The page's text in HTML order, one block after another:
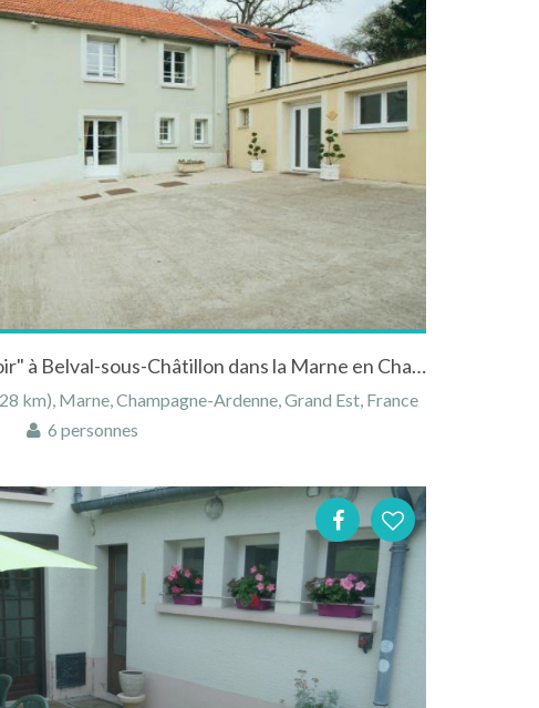
Maison "Le Vendangeoir" à Belval-sous-Châtillon dans la Marne en Champagne-Ardenne
km), Marne, Champagne-Ardenne, Grand Est, France
6 personnes